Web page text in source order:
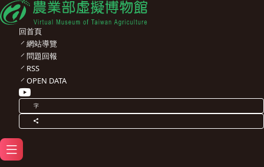
回首頁
網站導覽
問題回報
RSS
OPEN DATA
字